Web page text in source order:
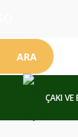
ARA
ÇAKI VE